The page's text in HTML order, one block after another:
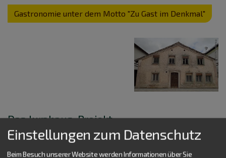
Gastronomie unter dem Motto "Zu Gast im Denkmal"
Das Jurahaus-Projekt
Der Haustyp „Jurahaus“ hat über Jahrhunderte die Region
entlang der
Einstellungen zum Datenschutz
Beim Besuch unserer Website werden Informationen über Sie